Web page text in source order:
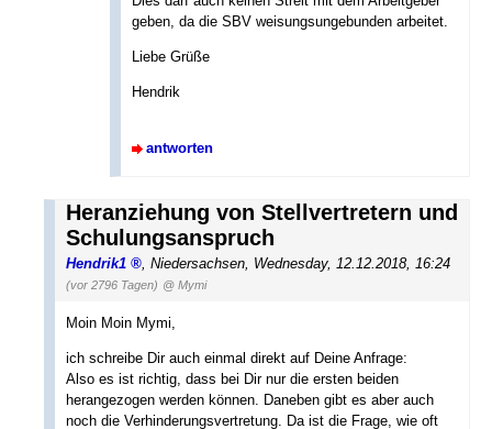
geben, da die SBV weisungsungebunden arbeitet.
Liebe Grüße
Hendrik
antworten
Heranziehung von Stellvertretern und
Schulungsanspruch
Hendrik1 Niedersachsen Wednesday, 12.12.2018, 16:24
(vor 2796 Tagen) @ Mymi
Moin Moin Mymi,
ich schreibe Dir auch einmal direkt auf Deine Anfrage:
Also es ist richtig, dass bei Dir nur die ersten beiden
herangezogen werden können. Daneben gibt es aber auch
noch die Verhinderungsvertretung. Da ist die Frage, wie oft